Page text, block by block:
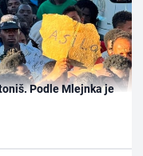
Podle Mlejnka je